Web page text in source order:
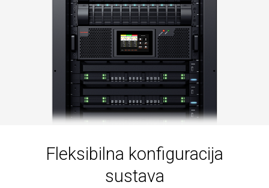
Fleksibilna konfiguracija
sustava